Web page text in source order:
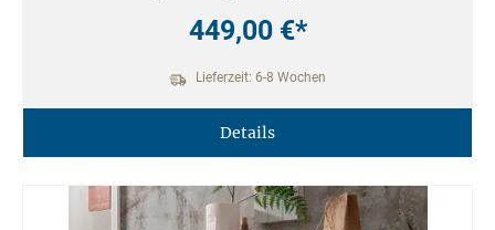
449,00 €*
Lieferzeit: 6-8 Wochen
Details